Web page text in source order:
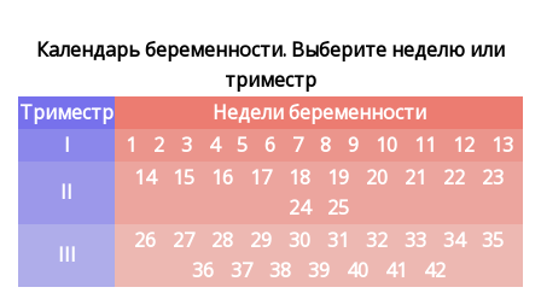
Календарь беременности. Выберите неделю или
триместр
Триместр
Недели беременности
I
1 2 3 4 5 6 7 8 9 10 11 12
13
II
14 15 16 17 18 19 20 21 22
23
24
25
III
26 27 28 29 30 31 32 33 34
35
36
37 38 39 40 41 42